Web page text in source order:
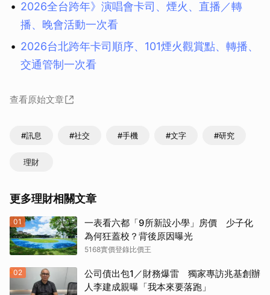
2026全台跨年》演唱會卡司、煙火、直播／轉
播、晚會活動一次看
2026台北跨年卡司順序、101煙火觀賞點、轉播、
交通管制一次看
查看原始文章
#訊息 #社交 #手機 #文字 #研究
理財
更多理財相關文章
01
一表看六都「9所新設小學」房價 少子化
為何狂蓋校？背後原因曝光
5168實價登錄比價王
02
公司債出包1／財務爆雷 獨家專訪兆基創辦
人李建成親曝「我本來要落跑」